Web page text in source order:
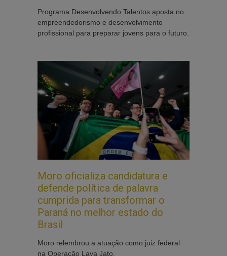
Programa Desenvolvendo Talentos aposta no
empreendedorismo e desenvolvimento
profissional para preparar jovens para o futuro.
Moro oficializa candidatura e
defende política de palavra
cumprida para transformar o
Paraná no melhor estado do
Brasil
Moro relembrou a atuação como juiz federal
na Operação Lava Jato.